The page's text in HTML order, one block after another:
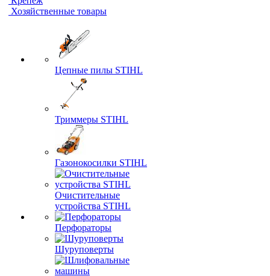
Хозяйственные товары
Цепные пилы STIHL
Триммеры STIHL
Газонокосилки STIHL
Очистительные
устройства STIHL
Перфораторы
Шуруповерты